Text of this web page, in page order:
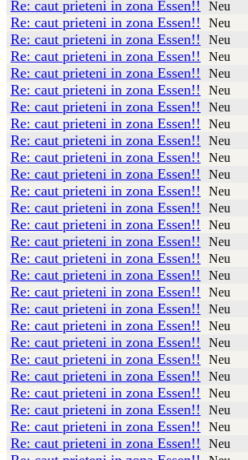
Re: caut prieteni in zona Essen!! Neu
Re: caut prieteni in zona Essen!! Neu
Re: caut prieteni in zona Essen!! Neu
Re: caut prieteni in zona Essen!! Neu
Re: caut prieteni in zona Essen!! Neu
Re: caut prieteni in zona Essen!! Neu
Re: caut prieteni in zona Essen!! Neu
Re: caut prieteni in zona Essen!! Neu
Re: caut prieteni in zona Essen!! Neu
Re: caut prieteni in zona Essen!! Neu
Re: caut prieteni in zona Essen!! Neu
Re: caut prieteni in zona Essen!! Neu
Re: caut prieteni in zona Essen!! Neu
Re: caut prieteni in zona Essen!! Neu
Re: caut prieteni in zona Essen!! Neu
Re: caut prieteni in zona Essen!! Neu
Re: caut prieteni in zona Essen!! Neu
Re: caut prieteni in zona Essen!! Neu
Re: caut prieteni in zona Essen!! Neu
Re: caut prieteni in zona Essen!! Neu
Re: caut prieteni in zona Essen!! Neu
Re: caut prieteni in zona Essen!! Neu
Re: caut prieteni in zona Essen!! Neu
Re: caut prieteni in zona Essen!! Neu
Re: caut prieteni in zona Essen!! Neu
Re: caut prieteni in zona Essen!! Neu
Re: caut prieteni in zona Essen!! Neu